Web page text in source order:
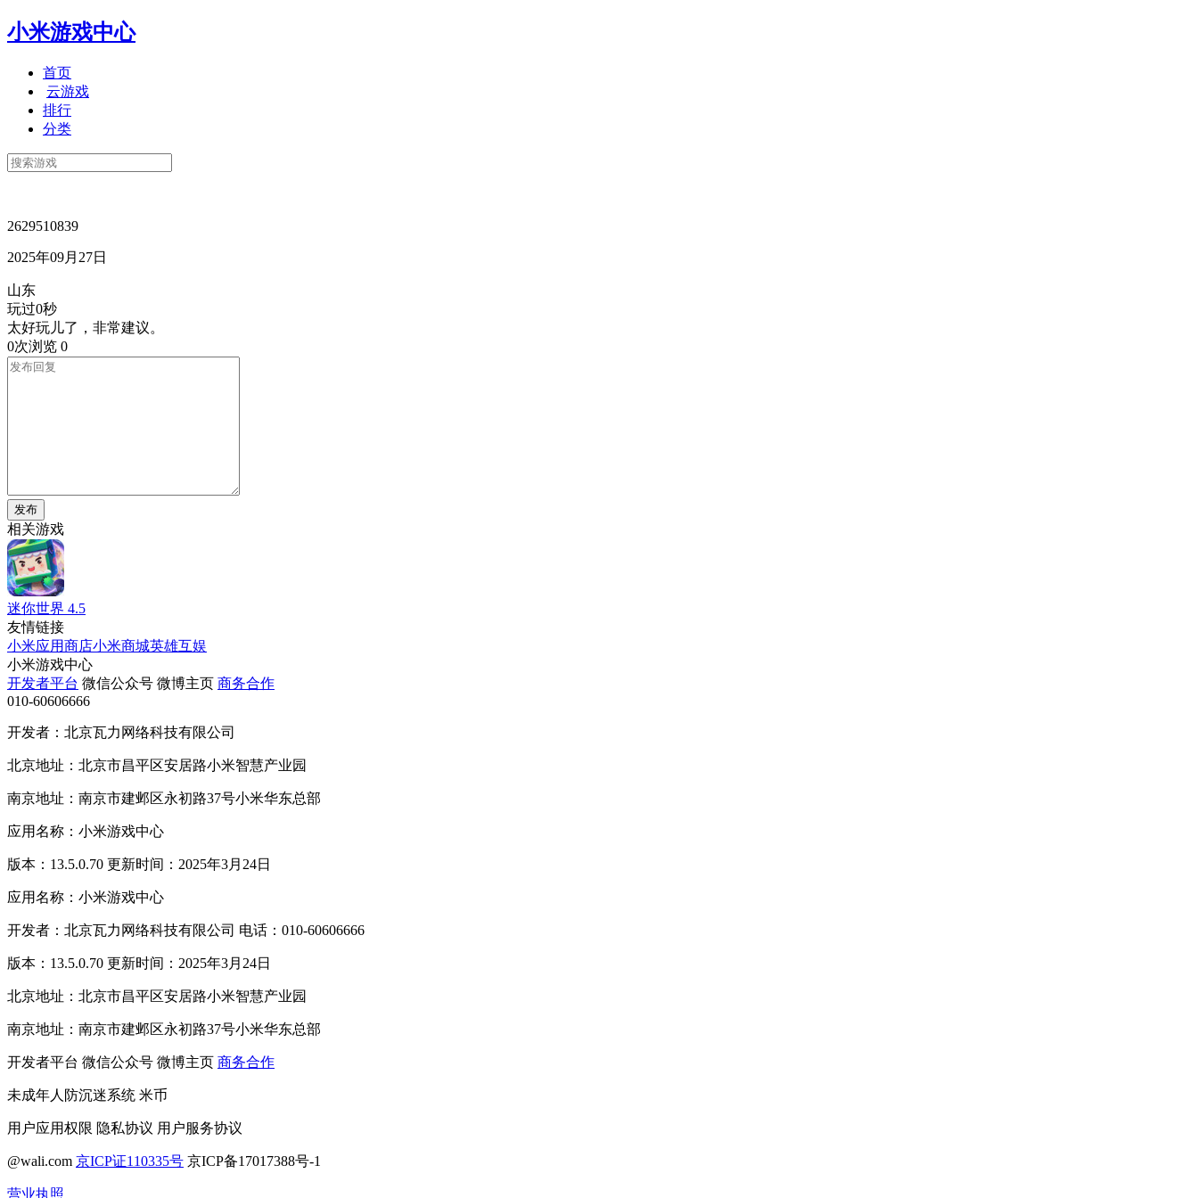
小米游戏中心
首页
云游戏
排行
分类
2629510839
2025年09月27日
山东
玩过0秒
太好玩儿了，非常建议。
0次浏览 0
发布
相关游戏
迷你世界 4.5
友情链接
小米应用商店小米商城英雄互娱
小米游戏中心
开发者平台 微信公众号 微博主页 商务合作
010-60606666
开发者：北京瓦力网络科技有限公司
北京地址：北京市昌平区安居路小米智慧产业园
南京地址：南京市建邺区永初路37号小米华东总部
应用名称：小米游戏中心
版本：13.5.0.70 更新时间：2025年3月24日
应用名称：小米游戏中心
开发者：北京瓦力网络科技有限公司 电话：010-60606666
版本：13.5.0.70 更新时间：2025年3月24日
北京地址：北京市昌平区安居路小米智慧产业园
南京地址：南京市建邺区永初路37号小米华东总部
开发者平台 微信公众号 微博主页 商务合作
未成年人防沉迷系统 米币
用户应用权限 隐私协议 用户服务协议
@wali.com 京ICP证110335号 京ICP备17017388号-1
营业执照